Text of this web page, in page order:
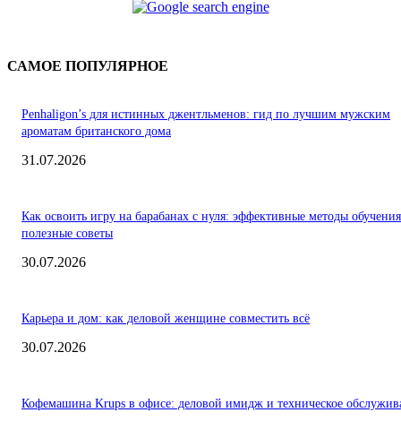
САМОЕ ПОПУЛЯРНОЕ
Penhaligon’s для истинных джентльменов: гид по лучшим мужским
ароматам британского дома
31.07.2026
Как освоить игру на барабанах с нуля: эффективные методы
полезные советы
30.07.2026
Карьера и дом: как деловой женщине совместить всё
30.07.2026
Кофемашина Krups в офисе: деловой имидж и техническое